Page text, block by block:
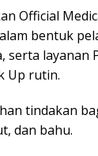
Official
bentuk
serta layanan
Up rutin.
tindakan
dan bahu.